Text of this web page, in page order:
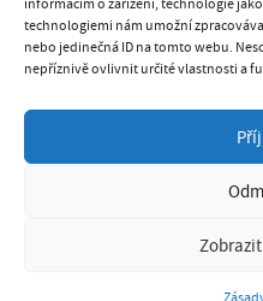
technologiemi nám umožní
nebo jedinečná ID na tomto webu.
nepříznivě ovlivnit určité vlastnosti a
SOUKROMÁ PSÍ
GABRIELA PAVLÍČKOVÁ